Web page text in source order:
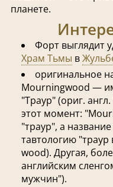
планете.
Форт выглядит
Храм Тьмы в
оригинальное
Mourningwood —
"Траур" (ориг.
этот момент:
"траур", а
тавтологию "траур
wood). Другая,
английским
мужчин").